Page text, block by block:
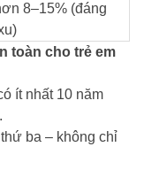
8–15% (đáng
toàn cho trẻ em
ít nhất 10 năm
ba – không chỉ